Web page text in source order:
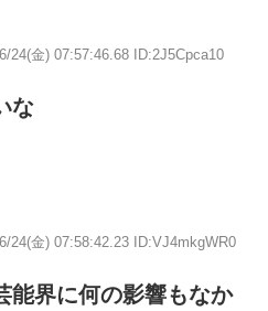
24(金) 07:57:46.68 ID:2J5Cpca10
な
24(金) 07:58:42.23 ID:VJ4mkgWR0
能界に何の影響もなか